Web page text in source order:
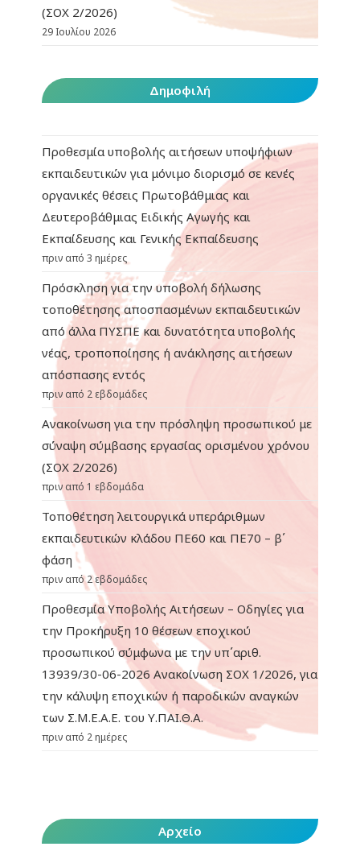
(ΣΟΧ 2/2026)
29 Ιουλίου 2026
Δημοφιλή
Προθεσμία υποβολής αιτήσεων υποψήφιων
εκπαιδευτικών για μόνιμο διορισμό σε κενές
οργανικές θέσεις Πρωτοβάθμιας και
Δευτεροβάθμιας Ειδικής Αγωγής και
Εκπαίδευσης και Γενικής Εκπαίδευσης
πριν από 3 ημέρες
Πρόσκληση για την υποβολή δήλωσης
τοποθέτησης αποσπασμένων εκπαιδευτικών
από άλλα ΠΥΣΠΕ και δυνατότητα υποβολής
νέας, τροποποίησης ή ανάκλησης αιτήσεων
απόσπασης εντός
πριν από 2 εβδομάδες
Ανακοίνωση για την πρόσληψη προσωπικού με
σύναψη σύμβασης εργασίας ορισμένου χρόνου
(ΣΟΧ 2/2026)
πριν από 1 εβδομάδα
Τοποθέτηση λειτουργικά υπεράριθμων
εκπαιδευτικών κλάδου ΠΕ60 και ΠΕ70 – β΄
φάση
πριν από 2 εβδομάδες
Προθεσμία Υποβολής Αιτήσεων – Οδηγίες για
την Προκήρυξη 10 θέσεων εποχικού
προσωπικού σύμφωνα με την υπ΄αριθ.
13939/30-06-2026 Ανακοίνωση ΣΟΧ 1/2026, για
την κάλυψη εποχικών ή παροδικών αναγκών
των Σ.Μ.Ε.Α.Ε. του Υ.ΠΑΙ.Θ.Α.
πριν από 2 ημέρες
Αρχείο